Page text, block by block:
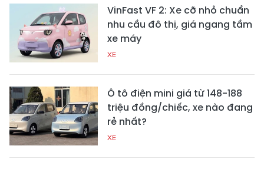
VinFast VF 2: Xe cỡ nhỏ chuẩn
nhu cầu đô thị, giá ngang tầm
xe máy
XE
Ô tô điện mini giá từ 148-188
triệu đồng/chiếc, xe nào đang
rẻ nhất?
XE